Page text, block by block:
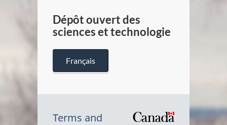
Dépôt ouvert des
sciences et technologie
Français
Terms and